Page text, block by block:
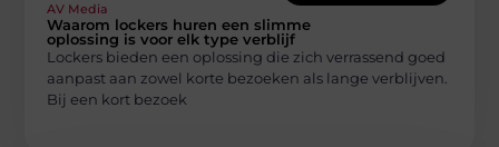
AV Media
Waarom lockers huren een slimme
oplossing is voor elk type verblijf
Lockers bieden een oplossing die zich verrassend goed
aanpast aan zowel korte bezoeken als lange verblijven.
Bij een kort bezoek